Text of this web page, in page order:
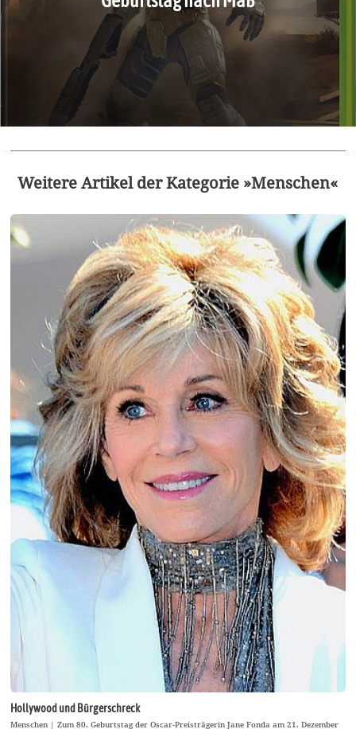
Weitere Artikel der Kategorie »Menschen«
Hollywood und Bürgerschreck
Menschen | Zum 80. Geburtstag der Oscar-Preisträgerin Jane Fonda am 21. Dezember